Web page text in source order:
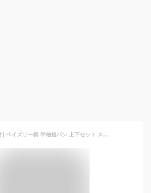
[アスペルシオ] ペイズリー柄 半袖短パン 上下セット ストリート系 襟付きシャツ 半ズボン セット メンズ 半袖セット セットアップ 2点セット 柄シャツ 柄物 アウトドア 半袖上下 上下 紳士 ファッション カジュアルスーツ ハーフパンツ 普段着 大人 ヒップホップ フードなし 上下セットアップ キャンプ 夏物 ショートパンツ さらさら 涼しい 花柄 ラフ リゾート 総柄 (S) ブラック